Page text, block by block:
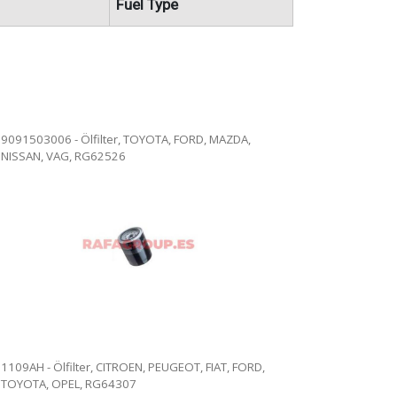
Fuel Type
9091503006 - Ölfilter, TOYOTA, FORD, MAZDA,
NISSAN, VAG, RG62526
1109AH - Ölfilter, CITROEN, PEUGEOT, FIAT, FORD,
TOYOTA, OPEL, RG64307